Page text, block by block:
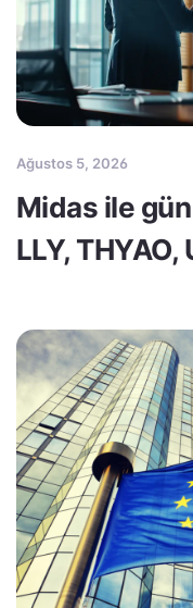
Ağustos 5, 2026
Midas ile
LLY, THYAO,